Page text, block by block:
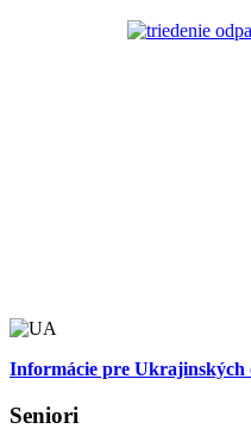
Informácie pre Ukrajinských
Seniori